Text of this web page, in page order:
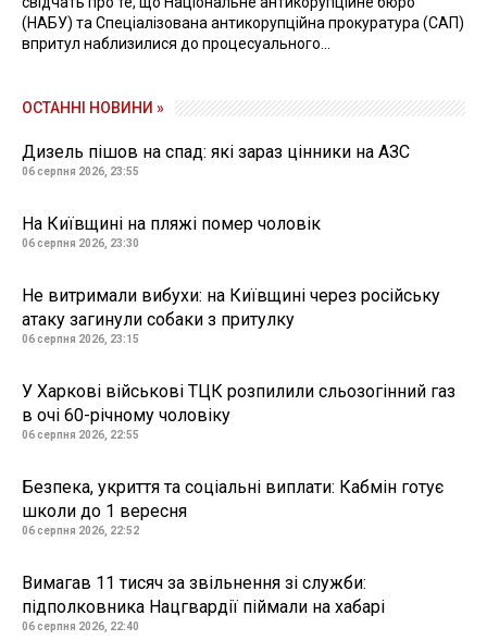
(НАБУ) та Спеціалізована антикорупційна прокуратура (САП)
впритул наблизилися до процесуального...
ОСТАННІ НОВИНИ »
Дизель пішов на спад: які зараз цінники на АЗС
06 серпня 2026, 23:55
На Київщині на пляжі помер чоловік
06 серпня 2026, 23:30
Не витримали вибухи: на Київщині через російську
атаку загинули собаки з притулку
06 серпня 2026, 23:15
У Харкові військові ТЦК розпилили сльозогінний газ
в очі 60-річному чоловіку
06 серпня 2026, 22:55
Безпека, укриття та соціальні виплати: Кабмін готує
школи до 1 вересня
06 серпня 2026, 22:52
Вимагав 11 тисяч за звільнення зі служби:
підполковника Нацгвардії піймали на хабарі
06 серпня 2026, 22:40